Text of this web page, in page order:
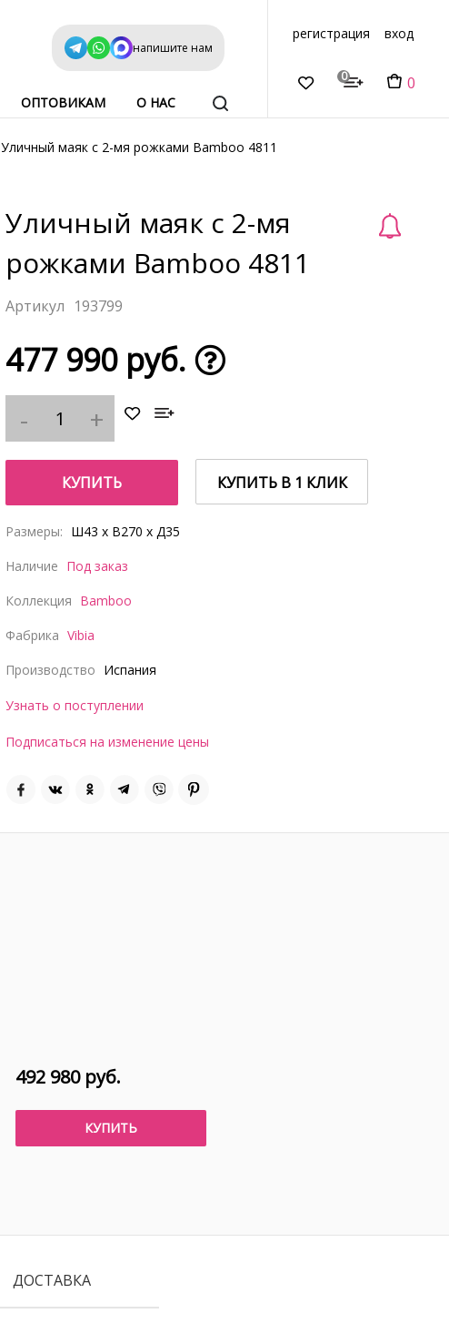
напишите нам
ОПТОВИКАМ О НАС
регистрация вход
0 0
Уличный маяк с 2-мя рожками Bamboo 4811
Уличный маяк с 2-мя
рожками Bamboo 4811
193799
477 990 руб.
КУПИТЬ КУПИТЬ В 1 КЛИК
Размеры: Ш43 x В270 x Д35
Наличие Под заказ
Коллекция Bamboo
Фабрика Vibia
Производство Испания
Узнать о поступлении
Подписаться на изменение цены
492 980 руб.
КУПИТЬ
ДОСТАВКА